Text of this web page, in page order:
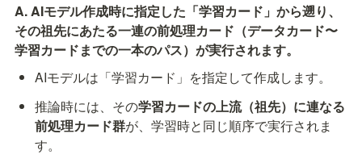
A. AIモデル作成時に指定した「学習カード」から遡り、
その祖先にあたる一連の前処理カード（データカード〜
学習カードまでの一本のパス）が実行されます。
AIモデルは「学習カード」を指定して作成します。
推論時には、その学習カードの上流（祖先）に連なる
前処理カード群が、学習時と同じ順序で実行されま
す。